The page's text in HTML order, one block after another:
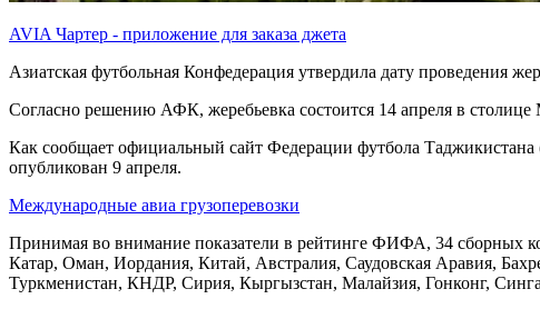
AVIA Чартер - приложение для заказа джета
Азиатская футбольная Конфедерация утвердила дату проведения
Согласно решению АФК, жеребьевка состоится 14 апреля в
Как сообщает официальный сайт Федерации футбола
опубликован 9 апреля.
Международные авиа грузоперевозки
Принимая во внимание показатели в рейтинге ФИФА, 34 сборных
Катар, Оман, Иордания, Китай, Австралия, Саудовская Аравия,
Туркменистан, КНДР, Сирия, Кыргызстан, Малайзия, Гонконг,